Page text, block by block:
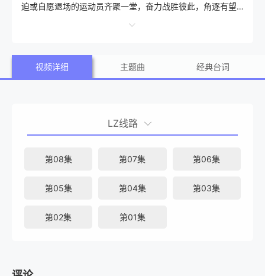
迫或自愿退场的运动员齐聚一堂，奋力战胜彼此，角逐有望
开创第二春的3000万日圆大奖。难如登天的挑战接连登场，
的荣光。 &nbsp; &nbsp; &nbsp; &nbsp; &nbsp; &nbsp; &
nbsp; &nbsp; &nbsp; &nbsp; &nbsp; &nbsp; &nbsp; &nbs
nbsp; &nbsp; &nbsp; &nbsp; &nbsp; &nbsp; &nbsp; &nbs
p; &nbsp; &nbsp; &nbsp; &nbsp; &nbsp; &nbsp; &nbsp; &
视频详细 主题曲 经典台词
LZ线路
第08集 第07集 第06集
第05集 第04集 第03集
第02集 第01集